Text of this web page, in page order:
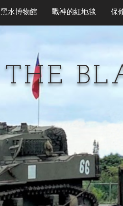
黑水博物館 戰神的紅地毯 保
THE